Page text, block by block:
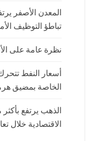
تباطؤ التوظيف
نظرة عامة على
أسعار النفط
الخاصة بمضيق
الاقتصادية خلال